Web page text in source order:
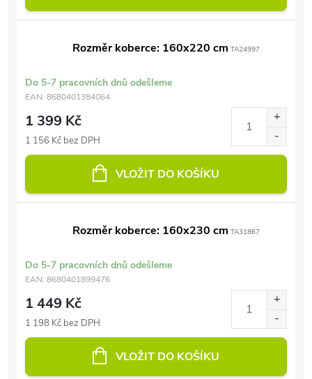
Rozměr koberce: 160x220 cm TA24997
Do 5-7 pracovních dnů odešleme
EAN: 8680401384064
1 399 Kč
1 156 Kč bez DPH
VLOŽIT DO KOŠÍKU
Rozměr koberce: 160x230 cm TA31867
Do 5-7 pracovních dnů odešleme
EAN: 8680401899476
1 449 Kč
1 198 Kč bez DPH
VLOŽIT DO KOŠÍKU